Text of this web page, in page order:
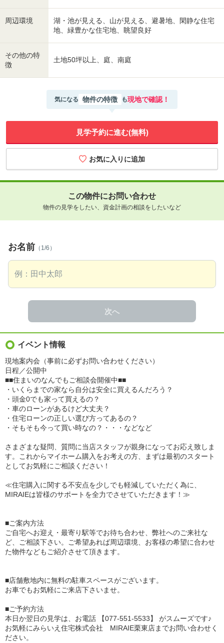
周辺環境
湖・池が見える、山が見える、避暑地、閑静な住宅
地、緑豊かな住宅地、眺望良好
その他の特
徴
土地50坪以上、庭、南庭
気になる 物件の特徴 も現地で確認！
見学予約に進む(無料)
この物件にお問い合わせ
物件の見学をしたい、資金計画の相談をしたいなど
お名前 （1/6）
次へ
イベント情報
現地案内会（事前に必ずお問い合わせください）
日程／公開中
■■住まいのなんでもご相談会開催中■■
・いくらまでの家なら自分は安全に買えるんだろう？
・頭金0でも家って買えるの？
・車のローンがあるけど大丈夫？
・住宅ローンの正しい選び方ってあるの？
・そもそも今って買い時なの？・・・などなど
さまざまな疑問、質問に当店スタッフが親身になってお応え致しま
す。これからマイホーム購入をお考えの方、まずは最初のスタート
としてお気軽にご相談ください！
≪住宅購入に関する不安点を少しでも軽減していただく為に、
MIRAIEは皆様のサポートを全力でさせていただきます！≫
■ご案内方法
ご自宅へお迎え・最寄り駅等でお待ち合わせ、弊社へのご来社な
ど、ご相談下さい。ご希望あれば周辺環境、お客様の希望に合わせ
た物件などもご紹介させて頂きます。
■店舗敷地内に無料の駐車スペースがございます。
お車でもお気軽にご来店下さいませ。
■ご予約方法
本日か翌日の見学は、お電話 【077-551-5533】 がスムーズです♪
お気軽にみらいえ住宅株式会社 MIRAIE栗東店までお問い合わせく
ださい。